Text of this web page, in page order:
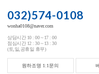
032)574-0108
wonha0108@naver.com
상담시간 10 : 00 ~ 17 : 00
점심시간 12 : 30 ~ 13 : 30
(토,일,공휴일 휴무)
원하조명 1:1문의